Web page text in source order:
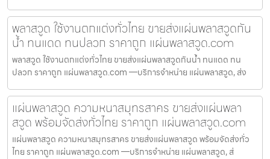
พลาสวูด ใช้งานตกแต่งทั่วไทย ขายส่งแผ่นพลาสวูดกัน
น้ำ ทนแดด ทนปลวก ราคาถูก แผ่นพลาสวูด.com
พลาสวูด ใช้งานตกแต่งทั่วไทย ขายส่งแผ่นพลาสวูดกันน้ำ ทนแดด ทน
ปลวก ราคาถูก แผ่นพลาสวูด.com —บริการจำหน่าย แผ่นพลาสวูด, ส่ง
แผ่นพลาสวูด ความหนาสมุทรสาคร ขายส่งแผ่นพลา
สวูด พร้อมจัดส่งทั่วไทย ราคาถูก แผ่นพลาสวูด.com
แผ่นพลาสวูด ความหนาสมุทรสาคร ขายส่งแผ่นพลาสวูด พร้อมจัดส่งทั่ว
ไทย ราคาถูก แผ่นพลาสวูด.com —บริการจำหน่าย แผ่นพลาสวูด, ส่